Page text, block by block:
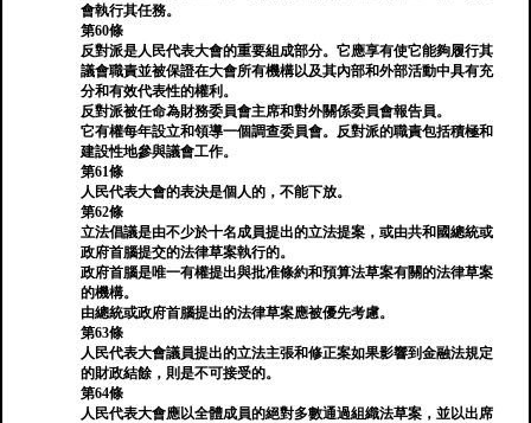
會執行其任務。
第60條
反對派是人民代表大會的重要組成部分。它應享有使它能夠履行其
議會職責並被保證在大會所有機構以及其內部和外部活動中具有充
分和有效代表性的權利。
反對派被任命為財務委員會主席和對外關係委員會報告員。
它有權每年設立和領導一個調查委員會。反對派的職責包括積極和
建設性地參與議會工作。
第61條
人民代表大會的表決是個人的，不能下放。
第62條
立法倡議是由不少於十名成員提出的立法提案，或由共和國總統或
政府首腦提交的法律草案執行的。
政府首腦是唯一有權提出與批准條約和預算法草案有關的法律草案
的機構。
由總統或政府首腦提出的法律草案應被優先考慮。
第63條
人民代表大會議員提出的立法主張和修正案如果影響到金融法規定
的財政結餘，則是不可接受的。
第64條
人民代表大會應以全體成員的絕對多數通過組織法草案，並以出席